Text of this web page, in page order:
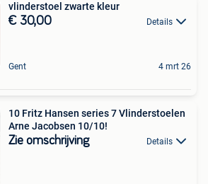
vlinderstoel zwarte kleur
€ 30,00 Details
Gent 4 mrt 26
10 Fritz Hansen series 7 Vlinderstoelen
Arne Jacobsen 10/10!
Zie omschrijving Details